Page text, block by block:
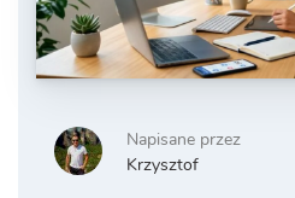
Napisane przez
Krzysztof